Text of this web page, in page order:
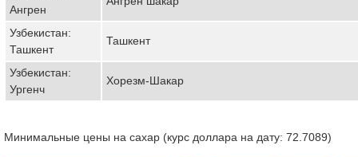
Ангрен
Узбекистан:
Ташкент
Ташкент
Узбекистан:
Ургенч
Хорезм-Шакар
Минимальные цены на сахар (курс доллара на дату: 72.7089)